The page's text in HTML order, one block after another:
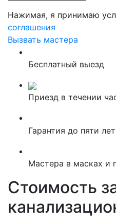
Нажимая, я принимаю
соглашения
Вызвать мастера
Бесплатный выезд
Приезд в течении
Гарантия до пяти лет
Мастера в масках и
Стоимость